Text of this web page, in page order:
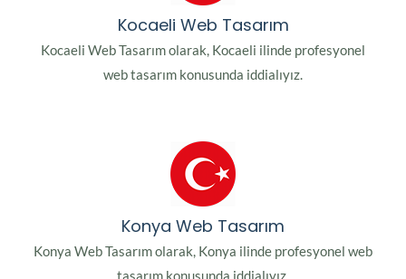
Kocaeli Web Tasarım
Kocaeli Web Tasarım olarak, Kocaeli ilinde profesyonel
web tasarım konusunda iddialıyız.
Konya Web Tasarım
Konya Web Tasarım olarak, Konya ilinde profesyonel web
tasarım konusunda iddialıyız.